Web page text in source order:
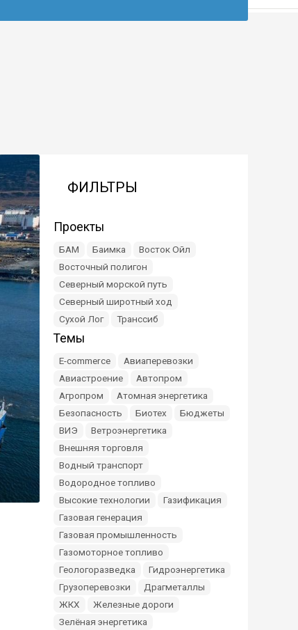
ФИЛЬТРЫ
Проекты
БАМ Баимка
Восток Ойл
Восточный полигон
Северный морской путь
Северный широтный ход
Сухой Лог
Транссиб
Темы
E-commerce
Авиаперевозки
Авиастроение
Автопром
Агропром
Атомная энергетика
Безопасность
Биотех
Бюджеты
ВИЭ
Ветроэнергетика
Внешняя торговля
Водный транспорт
Водородное топливо
Высокие технологии
Газификация
Газовая генерация
Газовая промышленность
Газомоторное топливо
Геологоразведка
Гидроэнергетика
Грузоперевозки
Драгметаллы
ЖКХ
Железные дороги
Зелёная энергетика